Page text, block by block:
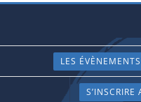
Passer
contenu
LES ÉVÈNEMENTS